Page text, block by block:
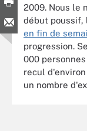
2009. Nous le
début poussif,
en fin de
progression.
000
recul
un nombre